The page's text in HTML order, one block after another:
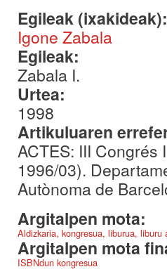
Egileak
Igone Zabala
Egileak:
Zabala I.
Urtea:
1998
Artikuluaren
ACTES: III Congrés
1996/03).
Autònoma de
Argitalpen mota:
Aldizkaria, kongresua, liburua,
Argitalpen mota
ISBNdun kongresua